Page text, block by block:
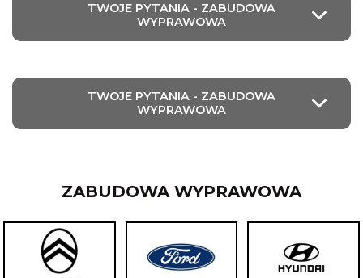
TWOJE PYTANIA - ZABUDOWA
WYPRAWOWA
TWOJE PYTANIA - ZABUDOWA
WYPRAWOWA
ZABUDOWA WYPRAWOWA